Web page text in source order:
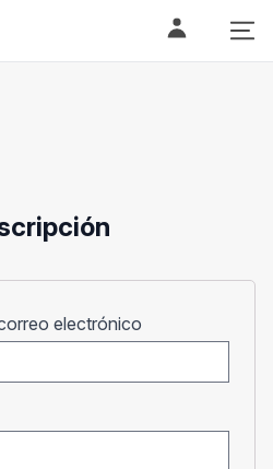
electrónico